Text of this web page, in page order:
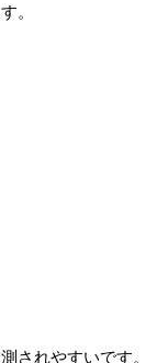
。
されやすいです。